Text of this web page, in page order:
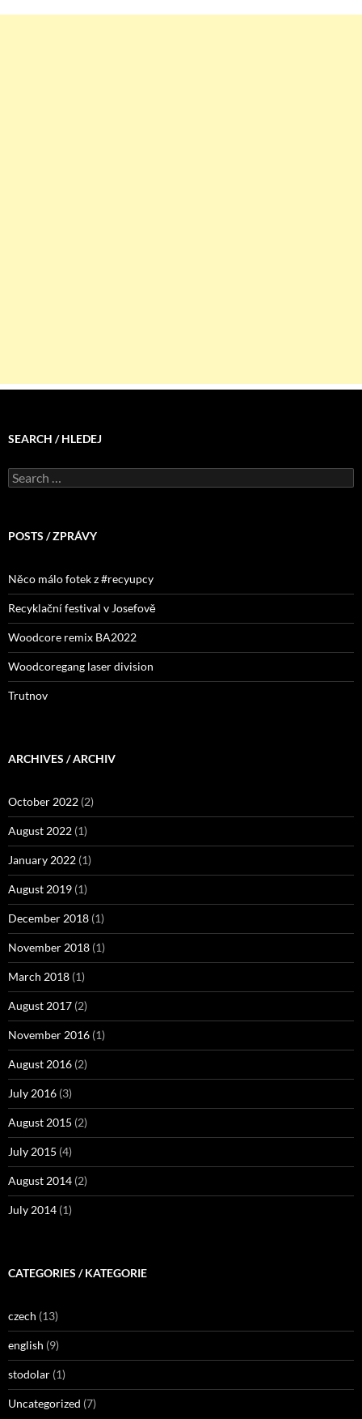
SEARCH / HLEDEJ
Search
for:
POSTS / ZPRÁVY
Něco málo fotek z #recyupcy
Recyklační festival v Josefově
Woodcore remix BA2022
Woodcoregang laser division
Trutnov
ARCHIVES / ARCHIV
October 2022 (2)
August 2022 (1)
January 2022 (1)
August 2019 (1)
December 2018 (1)
November 2018 (1)
March 2018 (1)
August 2017 (2)
November 2016 (1)
August 2016 (2)
July 2016 (3)
August 2015 (2)
July 2015 (4)
August 2014 (2)
July 2014 (1)
CATEGORIES / KATEGORIE
czech (13)
english (9)
stodolar (1)
Uncategorized (7)